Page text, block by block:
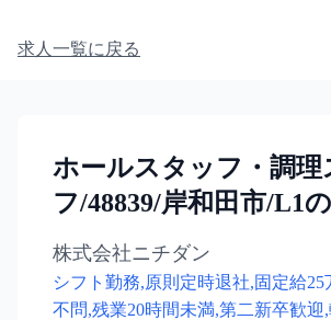
求人一覧に戻る
ホールスタッフ・調理
フ/48839/岸和田市/L1
株式会社ニチダン
シフト勤務,原則定時退社,固定給25
不問,残業20時間未満,第二新卒歓迎